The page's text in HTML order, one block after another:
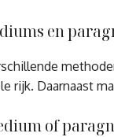
en
rijk. Daarnaast
of